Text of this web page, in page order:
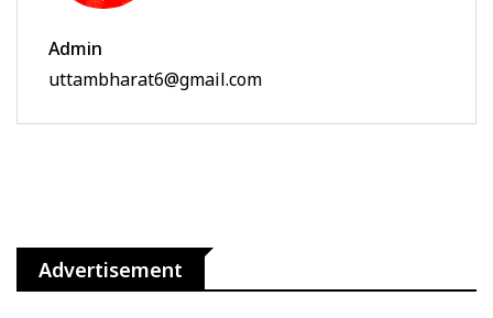
Admin
uttambharat6@gmail.com
Advertisement